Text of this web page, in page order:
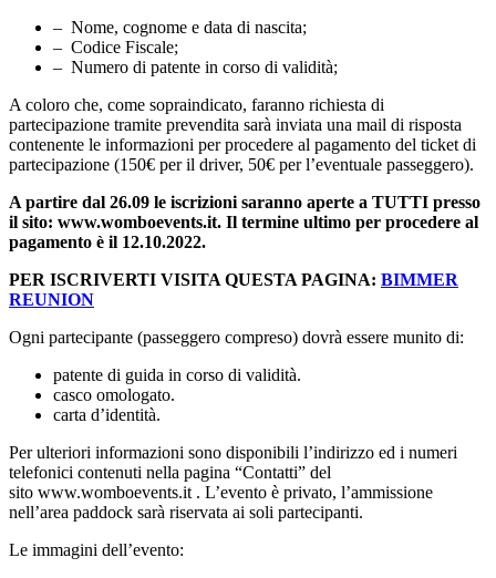
– Nome, cognome e data di nascita;
– Codice Fiscale;
– Numero di patente in corso di validità;
A coloro che, come sopraindicato, faranno richiesta di
partecipazione tramite prevendita sarà inviata una mail di risposta
contenente le informazioni per procedere al pagamento del ticket di
partecipazione (150€ per il driver, 50€ per l’eventuale passeggero).
A partire dal 26.09 le iscrizioni saranno aperte a TUTTI presso
il sito: www.womboevents.it. Il termine ultimo per procedere al
pagamento è il 12.10.2022.
PER ISCRIVERTI VISITA QUESTA PAGINA: BIMMER
REUNION
Ogni partecipante (passeggero compreso) dovrà essere munito di:
patente di guida in corso di validità.
casco omologato.
carta d’identità.
Per ulteriori informazioni sono disponibili l’indirizzo ed i numeri
telefonici contenuti nella pagina “Contatti” del
sito www.womboevents.it . L’evento è privato, l’ammissione
nell’area paddock sarà riservata ai soli partecipanti.
Le immagini dell’evento: